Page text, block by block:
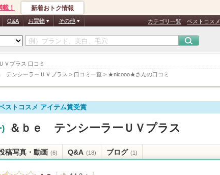
Ｖプラス 口コミ
テンシーラーＵＶプラス > 口コミ一覧 > ★nicooo★さんの口コミ
！ 新着おトク情報
Q&A お買物 その他 カテゴリ一覧 ベストコスメ
ストコスメ アイテム賞受賞
) ＆ｂｅ テンシーラーＵＶプラス
稿写真・動画 (6) Q&A (18) ブログ (1)